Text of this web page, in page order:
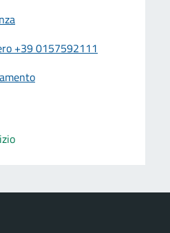
+39 0157592111